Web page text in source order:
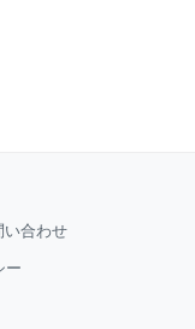
い合わせ
ー